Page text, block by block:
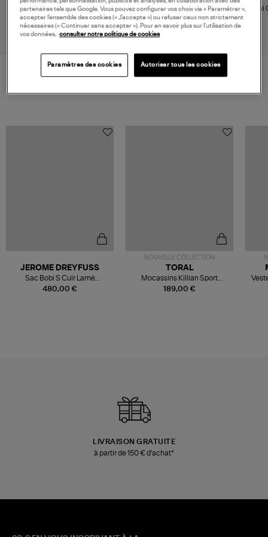
1 250,00 €
Boucles d'oreilles Wolf Or Rose
Diamants
1 280,00 €
Créole Ama Or Diamants
(vendue à l'unité)
Mini
VOS DERNIERS PRODUITS VUS
480,00 €
JEROME DREYFUSS
Sac Bobi S Cuir Lamé
Champagne
NOUVELLE COLLECTION
189,00 €
TORAL
Mocassins Killian Sport
Mousse
LIVRAISON GRATUITE
à partir de 150 € d'achat*
partenaires tels que Google. Vous pouvez configurer vos choix via « Paramétrer »,
accepter l’ensemble des cookies (« J’accepte ») ou refuser ceux non strictement
nécessaires (« Continuer sans accepter »). Pour en savoir plus sur l’utilisation de
vos données, consulter notre politique de cookies
Paramètres des cookies Autoriser tous les cookies